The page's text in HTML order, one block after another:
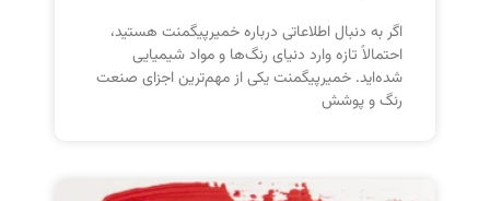
اگر به دنبال اطلاعاتی درباره خمیرپیگمنت هستید،
احتمالاً تازه وارد دنیای رنگ‌ها و مواد شیمیایی
شده‌اید. خمیرپیگمنت یکی از مهم‌ترین اجزای صنعت
رنگ و پوشش